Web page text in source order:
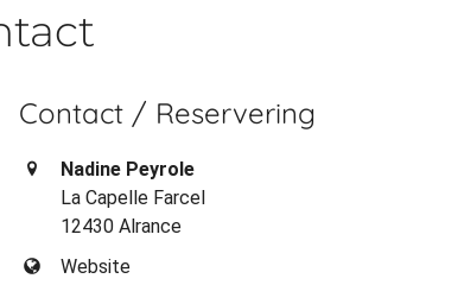
Contact / Reservering
Nadine Peyrole
La Capelle Farcel
12430 Alrance
Website